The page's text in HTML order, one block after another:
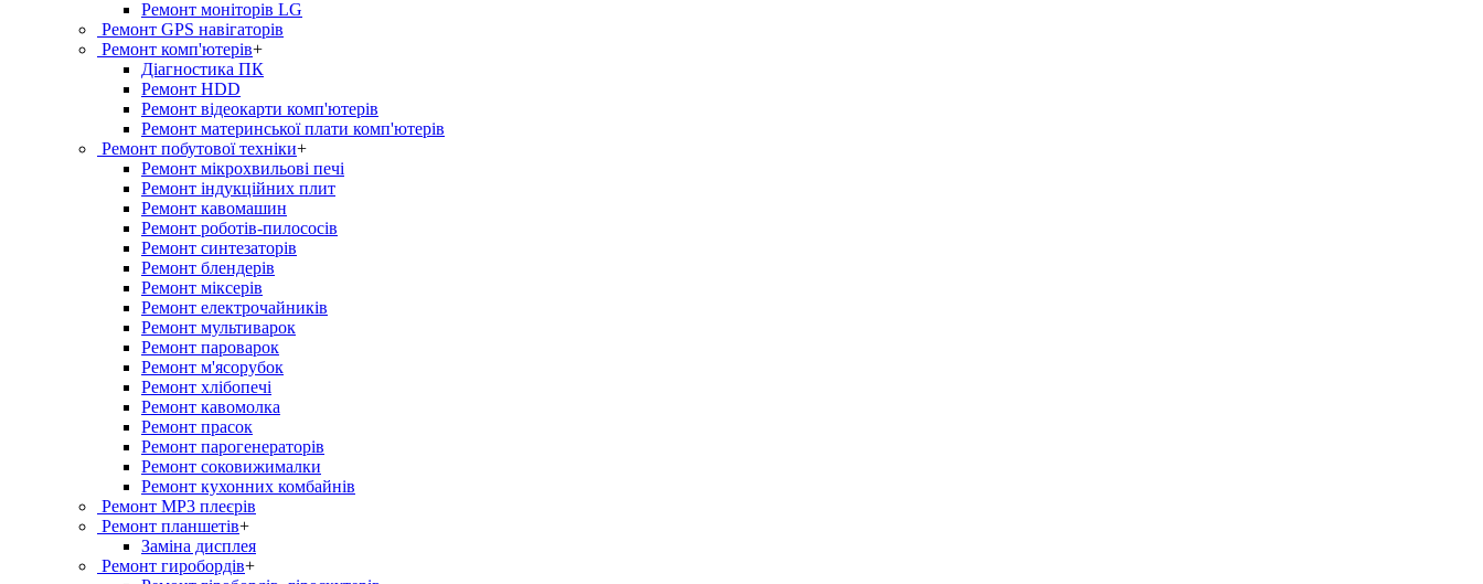
Ремонт моніторів LG
Ремонт GPS навігаторів
Ремонт комп'ютерів+
Діагностика ПК
Ремонт HDD
Ремонт відеокарти комп'ютерів
Ремонт материнської плати комп'ютерів
Ремонт побутової техніки+
Ремонт мікрохвильові печі
Ремонт індукційних плит
Ремонт кавомашин
Ремонт роботів-пилососів
Ремонт синтезаторів
Ремонт блендерiв
Ремонт мiксерiв
Ремонт електрочайників
Ремонт мультиварок
Ремонт пароварок
Ремонт м'ясорубок
Ремонт хлiбопечi
Ремонт кавомолка
Ремонт прасок
Ремонт парогенераторiв
Ремонт соковижималки
Ремонт кухонних комбайнів
Ремонт MP3 плеєрів
Ремонт планшетів+
Заміна дисплея
Ремонт гиробордiв+